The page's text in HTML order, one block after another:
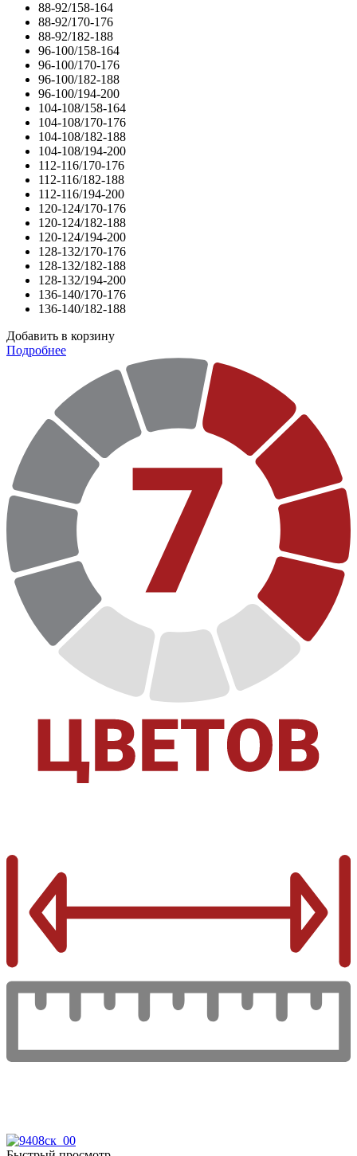
88-92/158-164
88-92/170-176
88-92/182-188
96-100/158-164
96-100/170-176
96-100/182-188
96-100/194-200
104-108/158-164
104-108/170-176
104-108/182-188
104-108/194-200
112-116/170-176
112-116/182-188
112-116/194-200
120-124/170-176
120-124/182-188
120-124/194-200
128-132/170-176
128-132/182-188
128-132/194-200
136-140/170-176
136-140/182-188
Добавить в корзину
Подробнее